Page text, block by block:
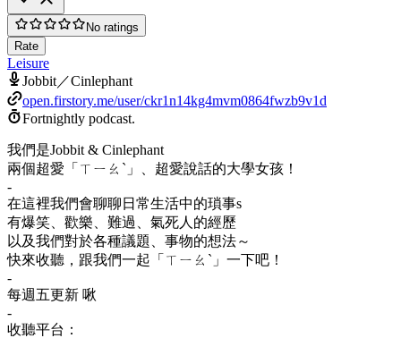
No ratings
Rate
Leisure
Jobbit／Cinlephant
open.firstory.me/user/ckr1n14kg4mvm0864fwzb9v1d
Fortnightly podcast.
我們是Jobbit & Cinlephant
兩個超愛「ㄒㄧㄠˋ」、超愛說話的大學女孩！
-
在這裡我們會聊聊日常生活中的瑣事s
有爆笑、歡樂、難過、氣死人的經歷
以及我們對於各種議題、事物的想法～
快來收聽，跟我們一起「ㄒㄧㄠˋ」一下吧！
-
每週五更新 啾
-
收聽平台：